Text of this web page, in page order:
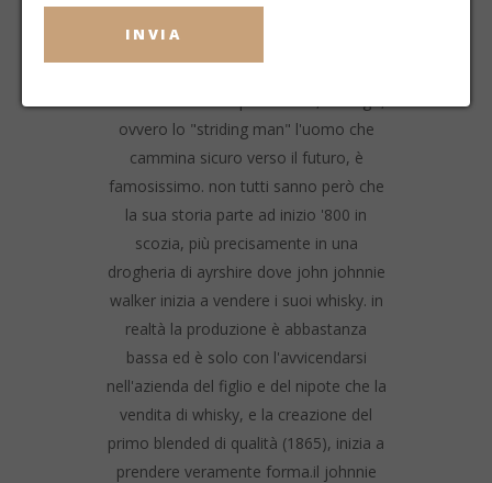
la johnnie walker è una delle più grandi
ovvero lo "striding man" l'uomo che
cammina sicuro verso il futuro, è
famosissimo. non tutti sanno però che
la sua storia parte ad inizio '800 in
scozia, più precisamente in una
drogheria di ayrshire dove john johnnie
walker inizia a vendere i suoi whisky. in
realtà la produzione è abbastanza
bassa ed è solo con l'avvicendarsi
nell'azienda del figlio e del nipote che la
vendita di whisky, e la creazione del
primo blended di qualità (1865), inizia a
prendere veramente forma.il johnnie
INVIA